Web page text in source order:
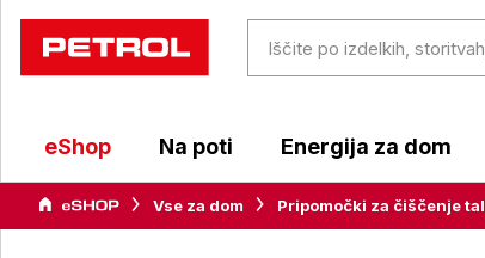
eShop Na poti Energija za dom
Vse za dom Pripomočki za čiščenje tal